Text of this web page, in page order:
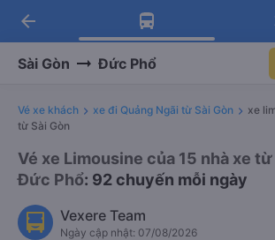
Tải app Vexere ngay!
Nhận ưu đãi thành viên độc
Tải app Vexere
-30k/ghế khi đặt vé máy bay
arrow_back
Sài Gòn Đức Phổ
Vé xe khách xe đi Quảng Ngãi từ Sài Gòn
xe
từ Sài Gòn
Vé xe Limousine của 15 nhà xe từ
Đức Phổ: 92 chuyến mỗi ngày
Vexere Team
Ngày cập nhật: 07/08/2026